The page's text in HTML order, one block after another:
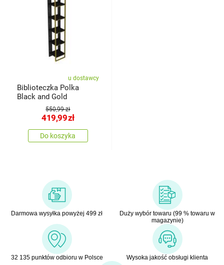
u dostawcy
Biblioteczka Polka
Black and Gold
550,99 zł
419,99zł
Do koszyka
Darmowa wysyłka powyżej 499 zł
Duży wybór towaru (99 % towaru w
magazynie)
32 135 punktów odbioru w Polsce Wysoka jakość obsługi klienta